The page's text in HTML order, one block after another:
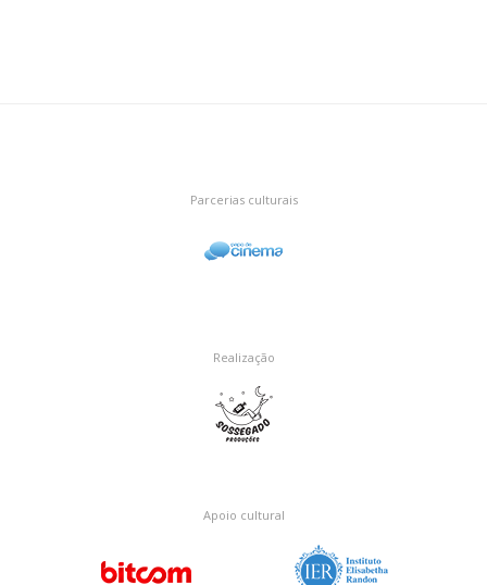
Parcerias culturais
Realização
Apoio cultural